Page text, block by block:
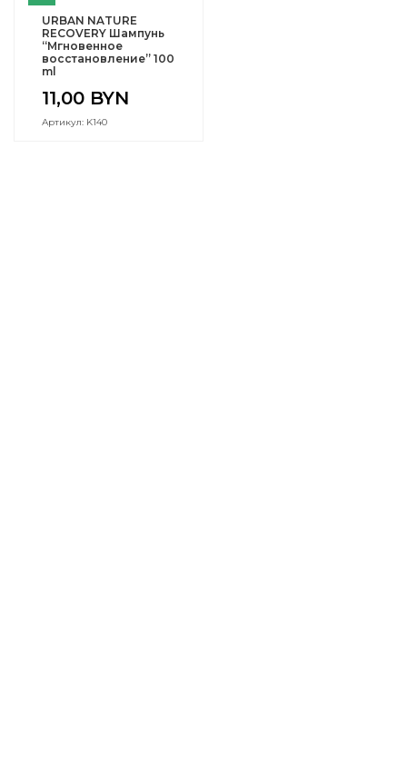
URBAN NATURE
RECOVERY Шампунь
“Мгновенное
восстановление” 100
ml
11,00 BYN
Артикул: K140